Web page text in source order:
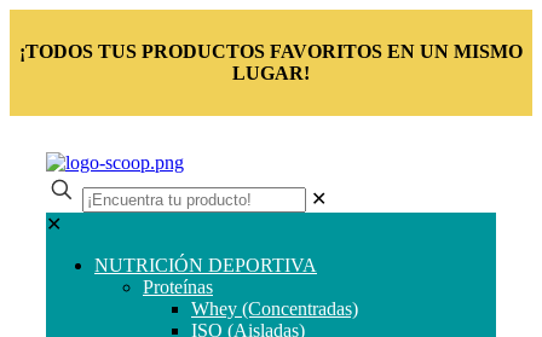
¡TODOS TUS PRODUCTOS FAVORITOS EN UN MISMO
LUGAR!
✕
✕
NUTRICIÓN DEPORTIVA
Proteínas
Whey (Concentradas)
ISO (Aisladas)